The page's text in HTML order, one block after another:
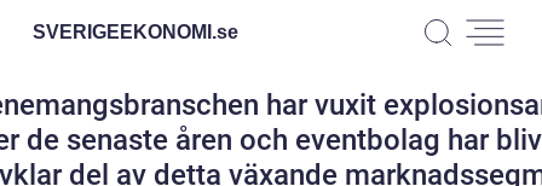
SVERIGEEKONOMI.se
har vuxit
de senaste åren och eventbolag har
del av detta växande